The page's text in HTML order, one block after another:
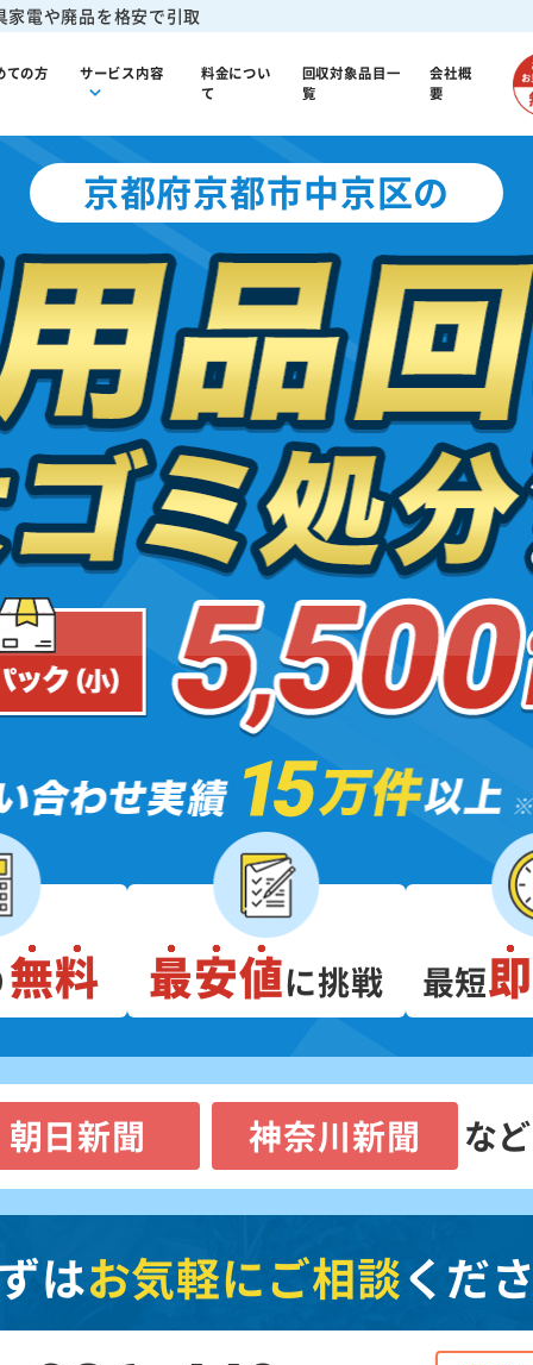
家電や廃品を格安で引取
ての方 サービス内容
料金につい
て
回収対象品目一
覧
会社概
要
京都府京都市中京区の
無料 最安値に挑戦 最短
朝日新聞 神奈川新聞 な
はお気軽にご相談くだ